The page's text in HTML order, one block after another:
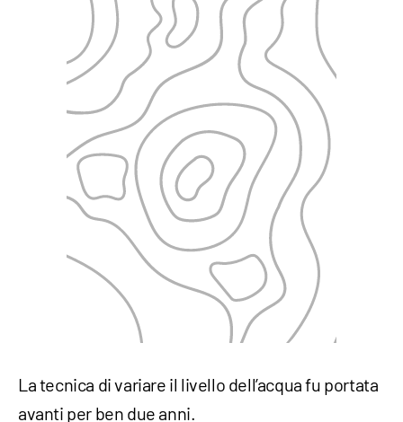
La tecnica di variare il livello dell’acqua fu portata
avanti per ben due anni.